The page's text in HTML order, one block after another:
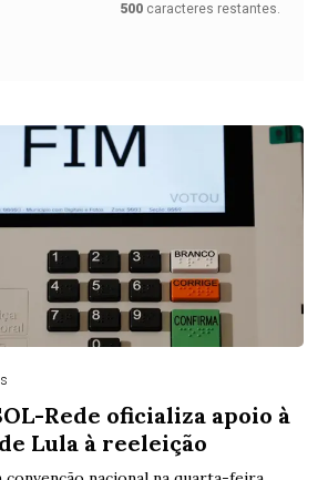
500 caracteres restantes.
Rede oficializa apoio à
Lula à reeleição